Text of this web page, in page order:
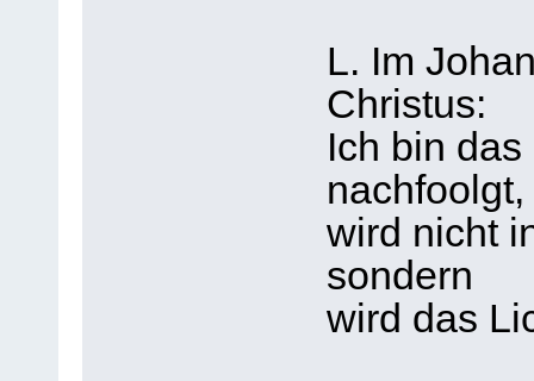
L. Im
Christus:
Ich bin
nachfoolgt,
wird nicht
sondern
wird das